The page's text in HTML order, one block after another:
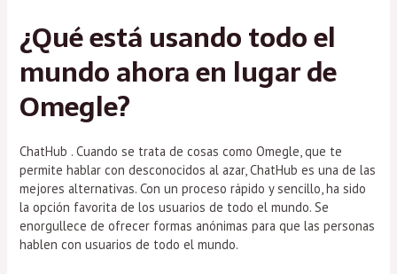
¿Qué está usando todo el
mundo ahora en lugar de
Omegle?
ChatHub . Cuando se trata de cosas como Omegle, que te
permite hablar con desconocidos al azar, ChatHub es una de las
mejores alternativas. Con un proceso rápido y sencillo, ha sido
la opción favorita de los usuarios de todo el mundo. Se
enorgullece de ofrecer formas anónimas para que las personas
hablen con usuarios de todo el mundo.